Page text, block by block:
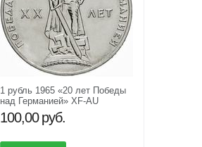
1 рубль 1965 «20 лет Победы
над Германией» XF-AU
100,00 руб.